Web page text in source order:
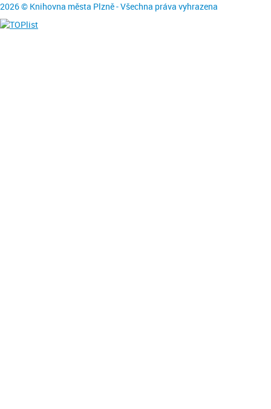
2026 © Knihovna města Plzně - Všechna práva vyhrazena